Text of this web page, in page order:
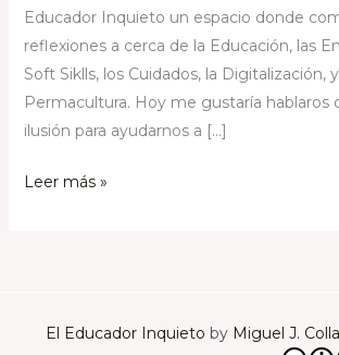
Educador Inquieto un espacio donde
reflexiones a cerca de la Educación, las
Soft Siklls, los Cuidados, la Digitalización,
Permacultura. Hoy me gustaría hablaros
ilusión para ayudarnos a […]
Leer más »
El Educador Inquieto by Miguel J.